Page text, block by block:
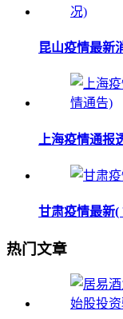
昆山疫情最新
上海疫情通
甘肃疫情最新(
热门文章